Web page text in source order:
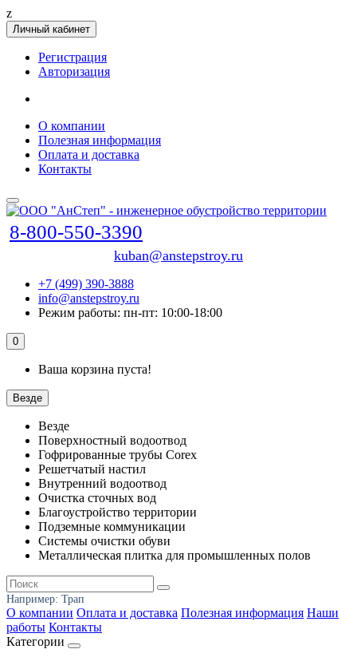
z
Личный кабинет
Регистрация
Авторизация
О компании
Полезная информация
Оплата и доставка
Контакты
8-800-550-3390
kuban@anstepstroy.ru
+7 (499) 390-3888
info@anstepstroy.ru
Режим работы: пн-пт: 10:00-18:00
0
Ваша корзина пуста!
Везде
Везде
Поверхностный водоотвод
Гофрированные трубы Corex
Решетчатый настил
Внутренний водоотвод
Очистка сточных вод
Благоустройство территории
Подземные коммуникации
Системы очистки обуви
Металлическая плитка для промышленных полов
Например: Трап
О компании Оплата и доставка Полезная информация Наши
работы Контакты
Категории